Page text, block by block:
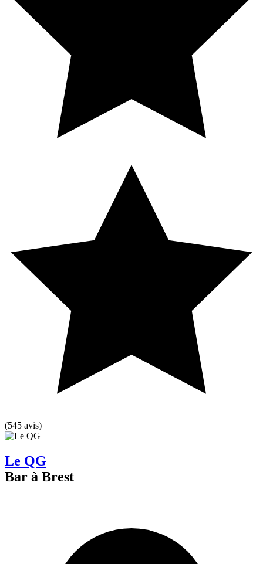
(545 avis)
Le QG
Bar à Brest